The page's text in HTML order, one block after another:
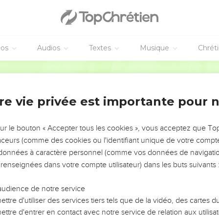
Audios Textes Musique
je n’irai pas avec toi. Tu as rejeté les ordres du SEIGNEUR.
partir. Saül l’attrape par son vêtement et il en arrache un
façon aujourd’hui, le SEIGNEUR t’arrache le pouvoir royal
que toi.
Mais je t’en prie, traite-moi avec respect devant les
moi. J’irai adorer le SEIGNEUR ton Dieu. »
et Saül va adorer le SEIGNEUR.
Agag, le roi des Amalécites ! » Agag arrive, il est sûr de lui.
ton épée, tu as enlevé des enfants à leurs mères. Eh bien,
Saül rentre chez lui, à Guibéa.
jusqu’au jour de sa mort. Samuel est triste à cause de lui.
vie privée est importante pour
le bouton « Accepter tous les cookies », vous acceptez que
(comme des cookies ou l'identifiant unique de votre
à caractère personnel (comme vos données de
dans votre compte utilisateur) dans les buts suivants :
de notre service
d'utiliser des services tiers tels que de la vidéo, des cartes
d'entrer en contact avec notre service de relation aux